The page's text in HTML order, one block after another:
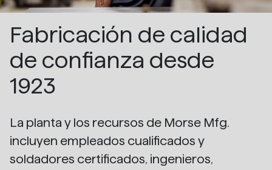
Fabricación de calidad
de confianza desde
1923
La planta y los recursos de Morse Mfg.
incluyen empleados cualificados y
soldadores certificados, ingenieros,